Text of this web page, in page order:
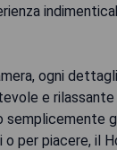
ogni
e
o per piacere,